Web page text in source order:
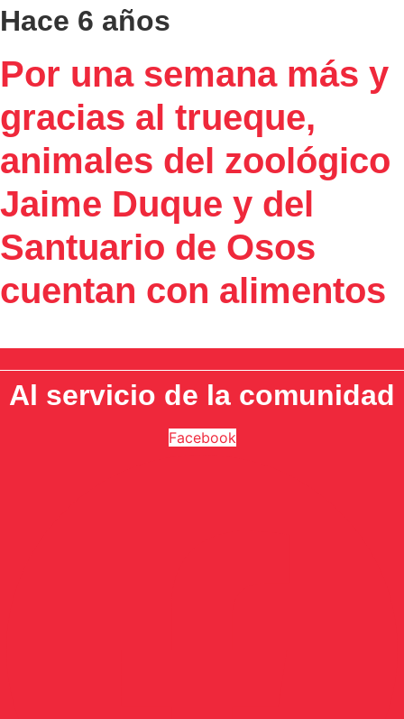
Hace 6 años
Por una semana más y
gracias al trueque,
animales del zoológico
Jaime Duque y del
Santuario de Osos
cuentan con alimentos
Al servicio de la comunidad
Facebook